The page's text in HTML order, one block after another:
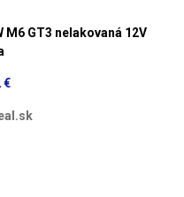
GT3 nelakovaná 12V
€